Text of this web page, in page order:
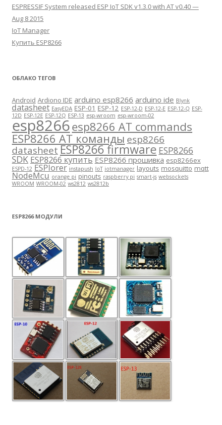
ESPRESSIF System released ESP IoT SDK v1.3.0 with AT v0.40 —
Aug 8 2015
IoT Manager
Купить ESP8266
ОБЛАКО ТЕГОВ
Android Ardiono IDE arduino esp8266 arduino ide Blynk
datasheet EasyEDA ESP-01 ESP-12 ESP-12-D ESP-12-E ESP-12-Q ESP-
12D ESP-12E ESP-12Q ESP-13 esp-wroom esp-wroom-02
esp8266 esp8266 AT commands
ESP8266 AT команды esp8266
datasheet ESP8266 firmware ESP8266
SDK ESP8266 купить ESP8266 прошивка esp8266ex
ESPD-12 ESPlorer instapush IoT iotmanager layouts mosquitto mqtt
NodeMcu orange pi pinouts raspberry pi smart-js websockets
WROOM WROOM-02 ws2812 ws2812b
ESP8266 МОДУЛИ